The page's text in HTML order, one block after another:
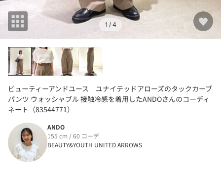
1 / 4
ビューティーアンドユース ユナイテッドアローズのタックカーブ
パンツ ウォッシャブル 接触冷感を着用したANDOさんのコーディ
ネート（83544771）
ANDO
155 cm / 60 コーデ
BEAUTY&YOUTH UNITED ARROWS